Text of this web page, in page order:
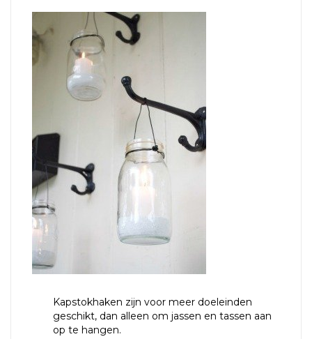
Kapstokhaken zijn voor meer doeleinden
geschikt, dan alleen om jassen en tassen aan
op te hangen.